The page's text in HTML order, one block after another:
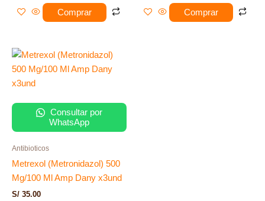
Comprar Comprar
Consultar por
WhatsApp
Antibioticos
Metrexol (Metronidazol) 500
Mg/100 Ml Amp Dany x3und
S/ 35.00